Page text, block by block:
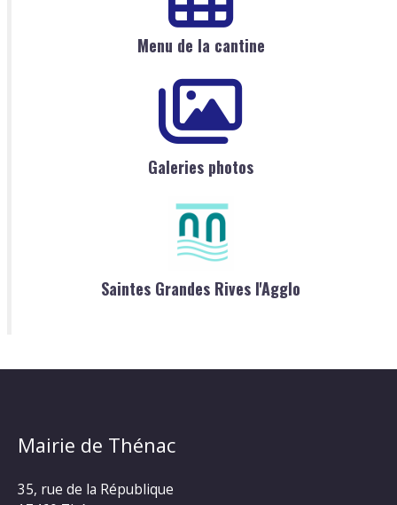
Menu de la cantine
Galeries photos
Saintes Grandes Rives l'Agglo
Mairie de Thénac
35, rue de la République